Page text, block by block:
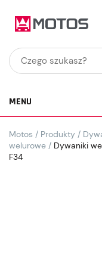
MENU
Motos / Produkty /
welurowe / Dywaniki
F34